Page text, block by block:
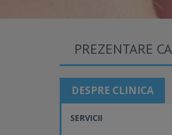
PREZENTARE
DESPRE CLINICA
SERVICII